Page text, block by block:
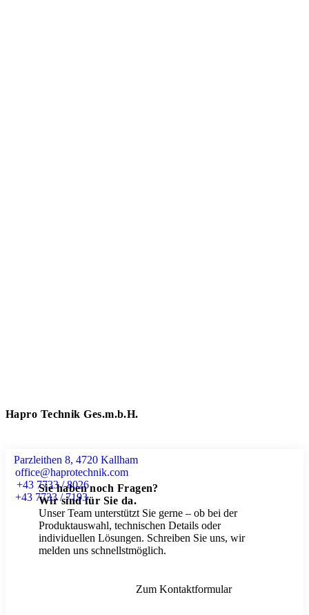
Hapro Technik Ges.m.b.H.
Parzleithen 8, 4720 Kallham
office@haprotechnik.com
+43 7733 / 8026
+43 7733 / 7193
Sie haben noch Fragen?
Wir sind für Sie da.
Unser Team unterstützt Sie gerne – ob bei der
Produktauswahl, technischen Details oder
individuellen Lösungen. Schreiben Sie uns, wir
melden uns schnellstmöglich.
Zum Kontaktformular